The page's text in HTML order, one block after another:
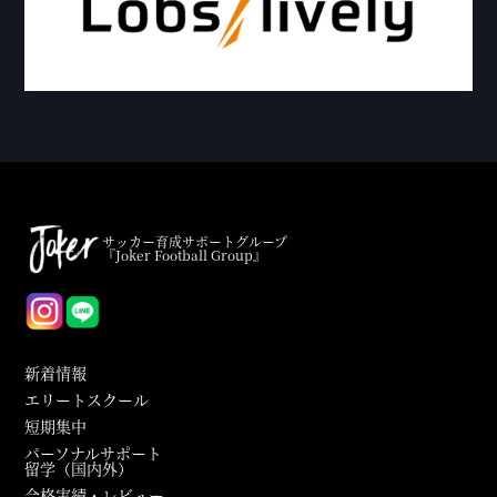
サッカー育成サポートグループ
『Joker Football Group』
新着情報
エリートスクール
短期集中
パーソナルサポート
留学（国内外）